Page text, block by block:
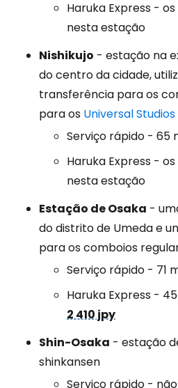
Haruka Express -
nesta estação
Nishikujo - estação na
do centro da cidade,
transferência para os
para os Universal
Serviço rápido - 65
Haruka Express -
nesta estação
Estação de Osaka -
do distrito de Umeda e
para os comboios
Serviço rápido - 71
Haruka Express -
2 410 jpy
Shin-Osaka - estação
shinkansen
Serviço rápido -